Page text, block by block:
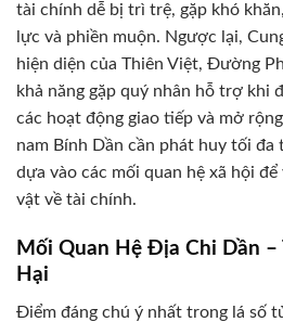
tài chính dễ bị trì trệ, gặp khó
lực và phiền muộn. Ngược lại,
hiện diện của Thiên Việt, Đường
khả năng gặp quý nhân hỗ trợ khi
các hoạt động giao tiếp và mở
nam Bính Dần cần phát huy tối đa
dựa vào các mối quan hệ xã hội
vật về tài chính.
Mối Quan Hệ Địa Chi Dần –
Hại
Điểm đáng chú ý nhất trong lá số